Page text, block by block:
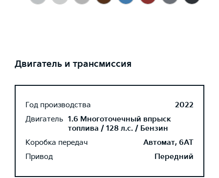
Двигатель и трансмиссия
Год производства
2022
Двигатель 1.6 Многоточечный впрыск
топлива / 128 л.с. / Бензин
Коробка передач
Автомат, 6AT
Привод
Передний